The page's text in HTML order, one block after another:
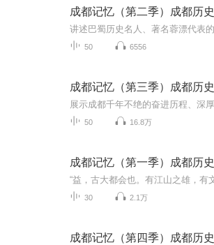
成都记忆（第二季）成都历史
50 6556
成都记忆（第三季）成都历史
50 16.8万
成都记忆（第一季）成都历史
30 2.1万
成都记忆（第四季）成都历史